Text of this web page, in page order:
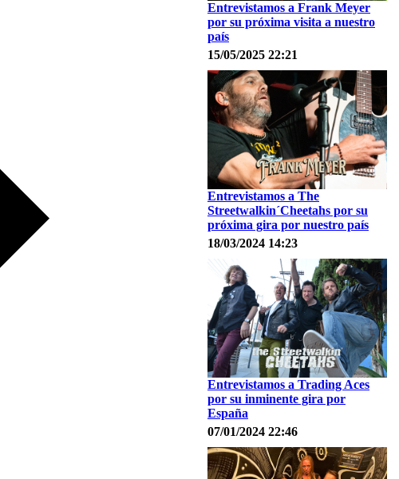
Entrevistamos a Frank Meyer
por su próxima visita a nuestro
país
15/05/2025 22:21
Entrevistamos a The
Streetwalkin´Cheetahs por su
próxima gira por nuestro país
18/03/2024 14:23
Entrevistamos a Trading Aces
por su inminente gira por
España
07/01/2024 22:46